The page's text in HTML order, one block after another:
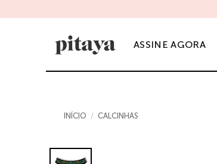
to
ASSINE AGORA
INÍCIO / CALCINHAS